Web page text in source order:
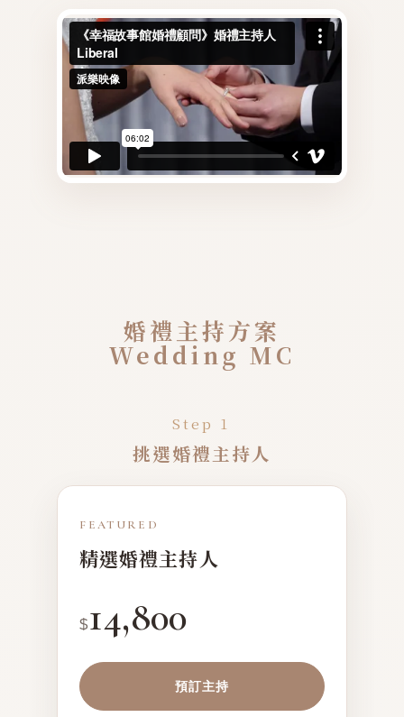
婚禮主持方案
Wedding MC
Step 1
挑選婚禮主持人
FEATURED
精選婚禮主持人
$14,800
預訂主持